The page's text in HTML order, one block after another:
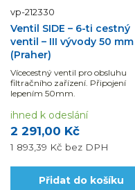
vp-212330
Ventil SIDE – 6-ti cestný
ventil – III vývody 50 mm
(Praher)
Vícecestný ventil pro obsluhu
filtračního zařízení. Připojení
lepením 50mm.
2 291,00 Kč
1 893,39 Kč bez DPH
ihned k odeslání
Přidat do košíku